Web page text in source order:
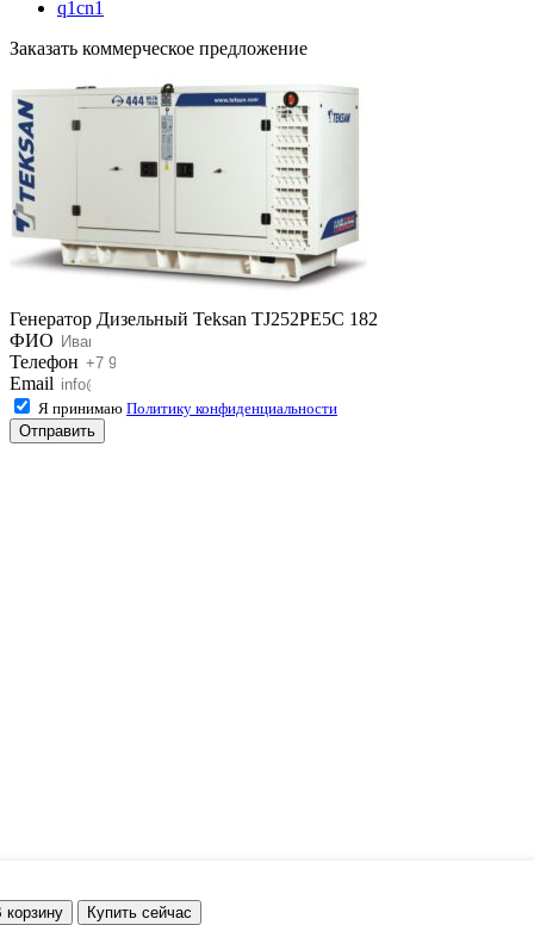
корзину Купить сейчас
q1cn1
Заказать коммерческое предложение
Генератор Дизельный Teksan TJ252PE5C 182
ФИО
Телефон
Email
Я принимаю Политику конфиденциальности
Отправить